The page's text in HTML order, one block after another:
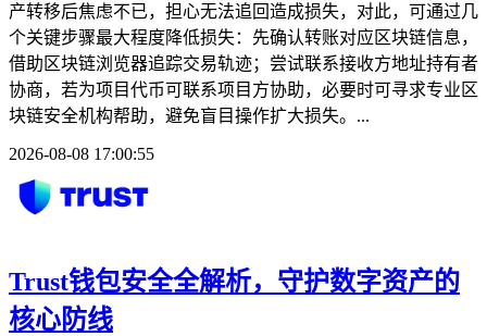
产转移后焦虑不已，担心无法追回造成损失，对此，可通过几
个关键步骤最大程度降低损失：先确认转账对应区块链信息，
借助区块链浏览器追踪交易轨迹；尝试联系接收方地址持有者
协商，若为项目代币可联系项目方协助，必要时可寻求专业区
块链安全机构帮助，避免盲目操作扩大损失。...
2026-08-08 17:00:55
Trust钱包安全全解析，守护数字资产的
核心防线